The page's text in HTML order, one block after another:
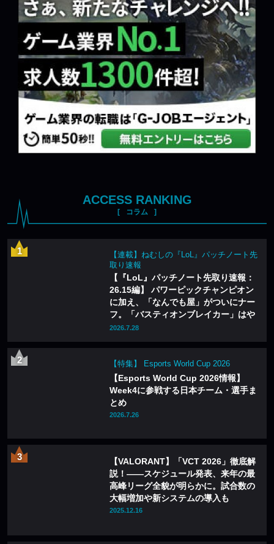
ACCESS RANKING
コラム
【連載】ねむしの『LoL』パッチノート先
取り速報
【『LoL』パッチノート先取り速報：
26.15編】 パワーピックチャンピオン
に加え、「なんでも屋」がついにナー
フ。「バスティオンブレイカー」はや
り過ぎバフでメタアイテム必至？
2026.7.28
【特集】 Esports World Cup 2026
【Esports World Cup 2026情報】
Week4に参戦する日本チーム・選手ま
とめ
2026.7.26
【VALORANT】「VCT 2026」徹底解
説！——スケジュール発表、来年の最
高峰リーグ全貌が明らかに。試合数の
大幅増加や新システムの導入も
2025.12.16